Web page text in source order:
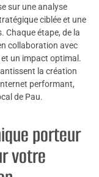
sur une analyse
ciblée et une
Chaque étape, de la
collaboration avec
un impact optimal.
la création
performant,
de Pau.
porteur
votre